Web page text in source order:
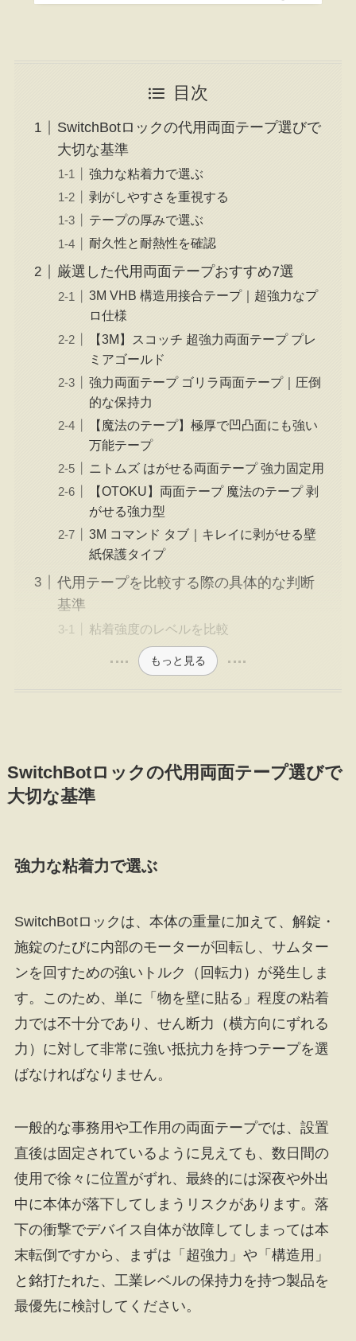
目次
SwitchBotロックの代用両面テープ選びで
大切な基準
強力な粘着力で選ぶ
剥がしやすさを重視する
テープの厚みで選ぶ
耐久性と耐熱性を確認
厳選した代用両面テープおすすめ7選
3M VHB 構造用接合テープ｜超強力なプ
ロ仕様
【3M】スコッチ 超強力両面テープ プレ
ミアゴールド
強力両面テープ ゴリラ両面テープ｜圧倒
的な保持力
【魔法のテープ】極厚で凹凸面にも強い
万能テープ
ニトムズ はがせる両面テープ 強力固定用
【OTOKU】両面テープ 魔法のテープ 剥
がせる強力型
3M コマンド タブ｜キレイに剥がせる壁
紙保護タイプ
代用テープを比較する際の具体的な判断
基準
粘着強度のレベルを比較
もっと見る
SwitchBotロックの代用両面テープ選びで
大切な基準
強力な粘着力で選ぶ
SwitchBotロックは、本体の重量に加えて、解錠・
施錠のたびに内部のモーターが回転し、サムター
ンを回すための強いトルク（回転力）が発生しま
す。このため、単に「物を壁に貼る」程度の粘着
力では不十分であり、せん断力（横方向にずれる
力）に対して非常に強い抵抗力を持つテープを選
ばなければなりません。
一般的な事務用や工作用の両面テープでは、設置
直後は固定されているように見えても、数日間の
使用で徐々に位置がずれ、最終的には深夜や外出
中に本体が落下してしまうリスクがあります。落
下の衝撃でデバイス自体が故障してしまっては本
末転倒ですから、まずは「超強力」や「構造用」
と銘打たれた、工業レベルの保持力を持つ製品を
最優先に検討してください。